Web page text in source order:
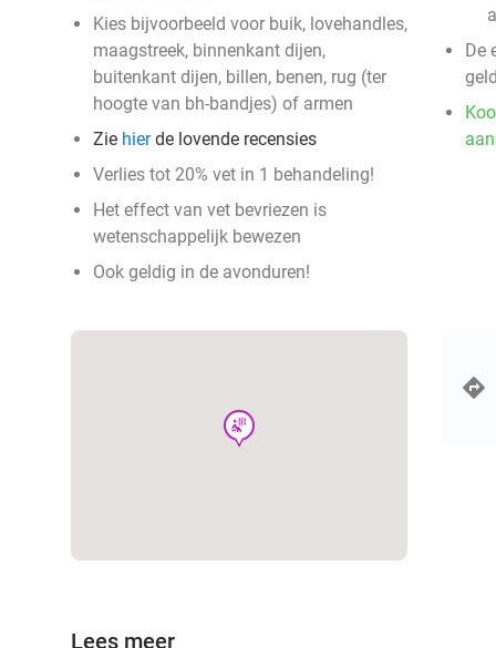
Kies bijvoorbeeld voor buik, lovehandles,
maagstreek, binnenkant dijen,
buitenkant dijen, billen, benen, rug (ter
hoogte van bh-bandjes) of armen
Zie hierde lovende recensies
Verlies tot 20% vet in 1 behandeling!
Het effect van vet bevriezen is
wetenschappelijk bewezen
Ook geldig in de avonduren!
De
wellness
Lees meer